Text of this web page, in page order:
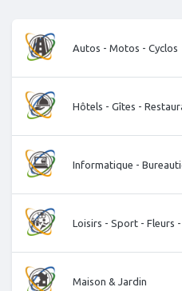
Autos - Motos - Cyclos
Hôtels - Gîtes -
Informatique -
Loisirs - Sport - Fleurs
Maison & Jardin